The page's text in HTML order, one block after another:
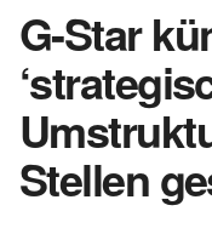
G-Star
Stellen